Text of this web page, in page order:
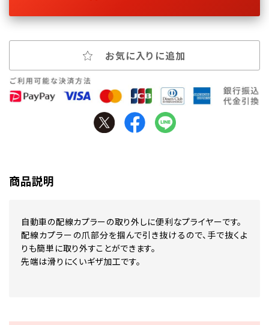
お気に入りに追加
商品説明
自動車の配線カプラーの取り外しに便利なプライヤーです。
配線カプラーの爪部分を掴んで引き抜けるので、手で抜くよ
りも簡単に取り外すことができます。
先端は滑りにくいギザ加工です。